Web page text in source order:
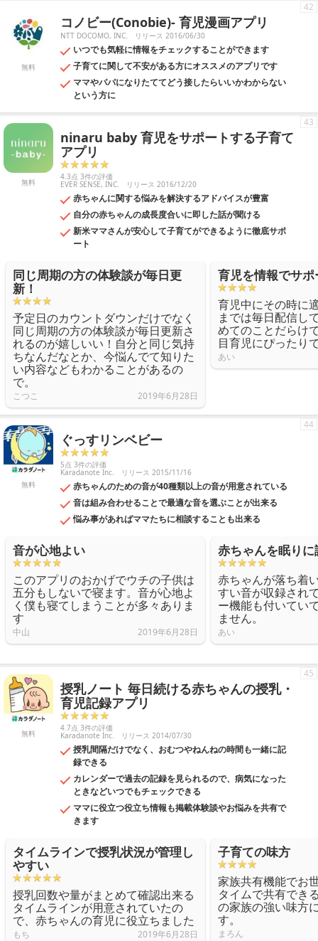
無料
コノビー(Conobie)- 育児漫画アプリ
NTT DOCOMO, INC. リリース 2016/06/30
いつでも気軽に情報をチェックすることができます
子育てに関して不安がある方にオススメのアプリです
ママやパパになりたててどう接したらいいかわからない
という方に
42
無料
ninaru baby 育児をサポートする子育て
アプリ
4.3点 3件の評価
EVER SENSE, INC. リリース 2016/12/20
赤ちゃんに関する悩みを解決するアドバイスが豊富
自分の赤ちゃんの成長度合いに即した話が聞ける
新米ママさんが安心して子育てができるように徹底サポ
ート
43
同じ周期の方の体験談が毎日更
新！
予定日のカウントダウンだけでなく
同じ周期の方の体験談が毎日更新さ
れるのが嬉しいい！自分と同じ気持
ちなんだなとか、今悩んでて知りた
い内容などもわかることがあるの
で。
こつこ 2019年6月28日
育児を情報でサ
育児中にその時に
までは毎日配信し
めてのことだらけ
目育児にぴったり
あい
無料
ぐっすリンベビー
5点 3件の評価
Karadanote Inc. リリース 2015/11/16
赤ちゃんのための音が40種類以上の音が用意されている
音は組み合わせることで最適な音を選ぶことが出来る
悩み事があればママたちに相談することも出来る
44
音が心地よい
このアプリのおかげでウチの子供は
五分もしないで寝ます。音が心地よ
く僕も寝てしまうことが多々ありま
す
中山 2019年6月28日
赤ちゃんを眠り
赤ちゃんが落ち着
すい音が収録され
ー機能も付いてい
ません。
あい
無料
授乳ノート 毎日続ける赤ちゃんの授乳・
育児記録アプリ
4.7点 3件の評価
Karadanote Inc. リリース 2014/07/30
授乳間隔だけでなく、おむつやねんねの時間も一緒に記
録できる
カレンダーで過去の記録を見られるので、病気になった
ときなどいつでもチェックできる
ママに役立つ役立ち情報も掲載体験談やお悩みを共有で
きます
45
タイムラインで授乳状況が管理し
やすい
授乳回数や量がまとめて確認出来る
タイムラインが用意されていたの
で、赤ちゃんの育児に役立ちました
もち 2019年6月28日
子育ての味方
家族共有機能でお
タイムで共有でき
の家族の強い味方
す。
まろん